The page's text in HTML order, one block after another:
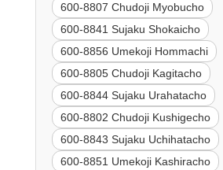
600-8807 Chudoji Myobucho
600-8841 Sujaku Shokaicho
600-8856 Umekoji Hommachi
600-8805 Chudoji Kagitacho
600-8844 Sujaku Urahatacho
600-8802 Chudoji Kushigecho
600-8843 Sujaku Uchihatacho
600-8851 Umekoji Kashiracho